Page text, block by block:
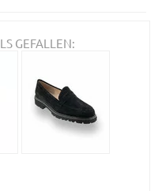
GEFALLEN: